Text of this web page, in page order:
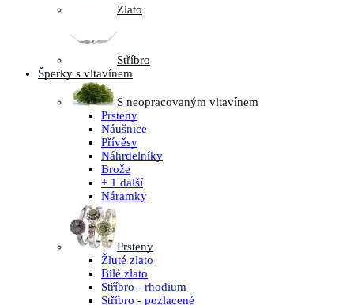
Zlato
Stříbro
Šperky s vltavínem
S neopracovaným vltavínem
Prsteny
Náušnice
Přívěsy
Náhrdelníky
Brože
+ 1 další
Náramky
Prsteny
Žluté zlato
Bílé zlato
Stříbro - rhodium
Stříbro - pozlacené